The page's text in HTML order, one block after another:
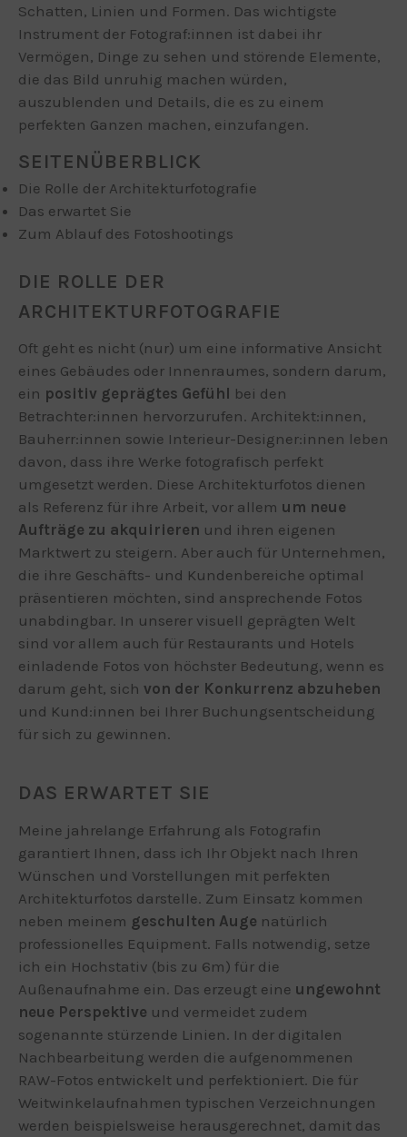
Schatten, Linien und Formen. Das wichtigste
Instrument der Fotograf:innen ist dabei ihr
Vermögen, Dinge zu sehen und störende Elemente,
die das Bild unruhig machen würden,
auszublenden und Details, die es zu einem
perfekten Ganzen machen, einzufangen.
SEITENÜBERBLICK
Die Rolle der Architekturfotografie
Das erwartet Sie
Zum Ablauf des Fotoshootings
DIE ROLLE DER
ARCHITEKTURFOTOGRAFIE
Oft geht es nicht (nur) um eine informative Ansicht
eines Gebäudes oder Innenraumes, sondern darum,
ein positiv geprägtes Gefühl bei den
Betrachter:innen hervorzurufen. Architekt:innen,
Bauherr:innen sowie Interieur-Designer:innen leben
davon, dass ihre Werke fotografisch perfekt
umgesetzt werden. Diese Architekturfotos dienen
als Referenz für ihre Arbeit, vor allem um neue
Aufträge zu akquirieren und ihren eigenen
Marktwert zu steigern. Aber auch für Unternehmen,
die ihre Geschäfts- und Kundenbereiche optimal
präsentieren möchten, sind ansprechende Fotos
unabdingbar. In unserer visuell geprägten Welt
sind vor allem auch für Restaurants und Hotels
einladende Fotos von höchster Bedeutung, wenn es
darum geht, sich von der Konkurrenz abzuheben
und Kund:innen bei Ihrer Buchungsentscheidung
für sich zu gewinnen.
DAS ERWARTET SIE
Meine jahrelange Erfahrung als Fotografin
garantiert Ihnen, dass ich Ihr Objekt nach Ihren
Wünschen und Vorstellungen mit perfekten
Architekturfotos darstelle. Zum Einsatz kommen
neben meinem geschulten Auge natürlich
professionelles Equipment. Falls notwendig, setze
ich ein Hochstativ (bis zu 6m) für die
Außenaufnahme ein. Das erzeugt eine ungewohnt
neue Perspektive und vermeidet zudem
sogenannte stürzende Linien. In der digitalen
Nachbearbeitung werden die aufgenommenen
RAW-Fotos entwickelt und perfektioniert. Die für
Weitwinkelaufnahmen typischen Verzeichnungen
werden beispielsweise herausgerechnet, damit das